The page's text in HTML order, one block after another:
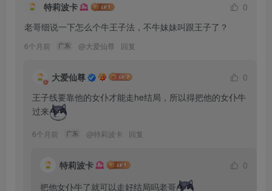
特莉波卡
0
老哥细说一下怎么个牛王子法，不牛妹妹叫跟王子了？
6个月前 广东 @大爱仙尊 回复
大爱仙尊
0
王子线要靠他的女仆才能走he结局，所以得把他的女仆牛
过来
6个月前 广东 @特莉波卡 回复
特莉波卡
0
把他女仆牛了就可以走好结局吗老哥